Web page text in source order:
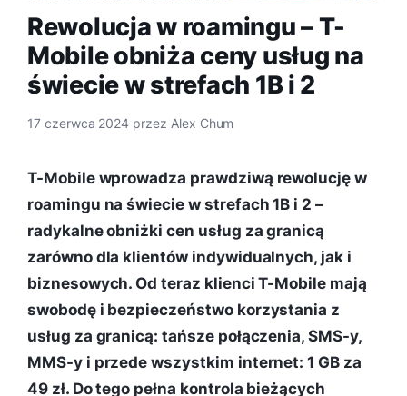
Rewolucja w roamingu – T-
Mobile obniża ceny usług na
świecie w strefach 1B i 2
17 czerwca 2024 przez Alex Chum
T-Mobile wprowadza prawdziwą rewolucję w
roamingu na świecie w strefach 1B i 2 –
radykalne obniżki cen usług za granicą
zarówno dla klientów indywidualnych, jak i
biznesowych. Od teraz klienci T-Mobile mają
swobodę i bezpieczeństwo korzystania z
usług za granicą: tańsze połączenia, SMS-y,
MMS-y i przede wszystkim internet: 1 GB za
49 zł. Do tego pełna kontrola bieżących